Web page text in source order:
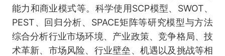
能力和商业模式等。科学使用SCP模型、SWOT、
PEST、回归分析、SPACE矩阵等研究模型与方法
综合分析行业市场环境、产业政策、竞争格局、技
术革新、市场风险、行业壁垒、机遇以及挑战等相